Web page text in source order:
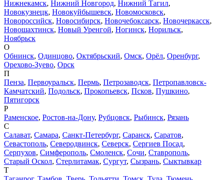
Нижнекамск, Нижний Новгород, Нижний Тагил,
Новокузнецк, Новокуйбышевск, Новомосковск,
Новороссийск, Новосибирск, Новочебоксарск, Новочеркасск,
Новошахтинск, Новый Уренгой, Ногинск, Норильск,
Ноябрьск
О
Обнинск, Одинцово, Октябрьский, Омск, Орёл, Оренбург,
Орехово-Зуево, Орск
П
Пенза, Первоуральск, Пермь, Петрозаводск, Петропавловск-
Камчатский, Подольск, Прокопьевск, Псков, Пушкино,
Пятигорск
Р
Раменское, Ростов-на-Дону, Рубцовск, Рыбинск, Рязань
С
Салават, Самара, Санкт-Петербург, Саранск, Саратов,
Севастополь, Северодвинск, Северск, Сергиев Посад,
Серпухов, Симферополь, Смоленск, Сочи, Ставрополь,
Старый Оскол, Стерлитамак, Сургут, Сызрань, Сыктывкар
Т